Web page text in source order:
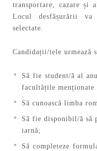
transportare, cazare și
Locul desfășurării
selectate.
Candidații/tele urmează
Să fie student/ă al
facultățile menționate
Să cunoască limba
Să fie disponibil/ă să
iarnă;
Să completeze